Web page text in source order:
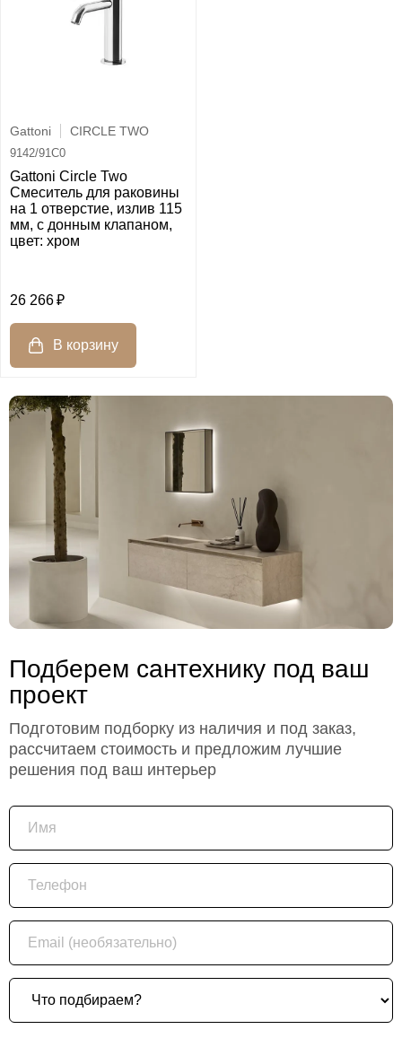
Gattoni CIRCLE TWO
9142/91C0
Gattoni Circle Two
Смеситель для раковины
на 1 отверстие, излив 115
мм, с донным клапаном,
цвет: хром
26 266
Подберем сантехнику под ваш
проект
Подготовим подборку из наличия и под заказ,
рассчитаем стоимость и предложим лучшие
решения под ваш интерьер
Имя
Телефон
Email (необязательно)
Что подбираем?